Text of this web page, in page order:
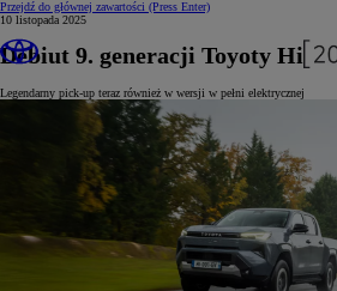
Przejdź do głównej zawartości (Press Enter)
10 listopada 2025
Debiut 9. generacji Toyoty Hilux
Legendarny pick-up teraz również w wersji w pełni elektrycznej